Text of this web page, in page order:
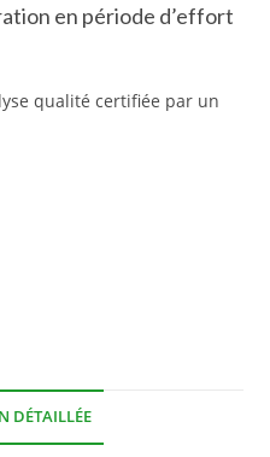
en période d’effort
qualité certifiée par un
DÉTAILLÉE